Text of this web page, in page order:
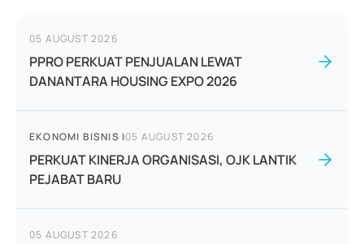
05 AUGUST 2026
PPRO PERKUAT PENJUALAN LEWAT
DANANTARA HOUSING EXPO 2026
EKONOMI BISNIS |05 AUGUST 2026
PERKUAT KINERJA ORGANISASI, OJK LANTIK
PEJABAT BARU
05 AUGUST 2026